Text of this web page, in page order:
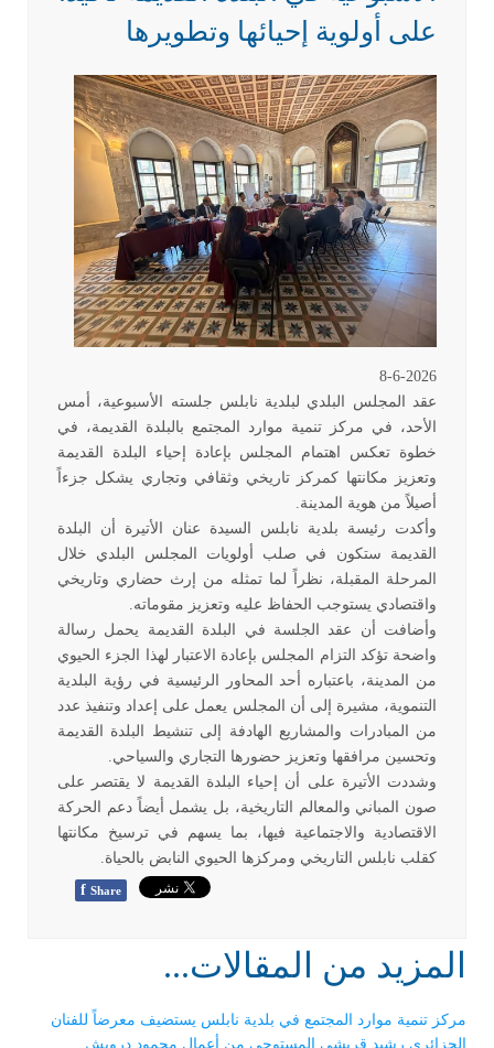
على أولوية إحيائها وتطويرها
8-6-2026
عقد المجلس البلدي لبلدية نابلس جلسته الأسبوعية، أمس
الأحد، في مركز تنمية موارد المجتمع بالبلدة القديمة، في
خطوة تعكس اهتمام المجلس بإعادة إحياء البلدة القديمة
وتعزيز مكانتها كمركز تاريخي وثقافي وتجاري يشكل جزءاً
أصيلاً من هوية المدينة.
وأكدت رئيسة بلدية نابلس السيدة عنان الأتيرة أن البلدة
القديمة ستكون في صلب أولويات المجلس البلدي خلال
المرحلة المقبلة، نظراً لما تمثله من إرث حضاري وتاريخي
واقتصادي يستوجب الحفاظ عليه وتعزيز مقوماته.
وأضافت أن عقد الجلسة في البلدة القديمة يحمل رسالة
واضحة تؤكد التزام المجلس بإعادة الاعتبار لهذا الجزء الحيوي
من المدينة، باعتباره أحد المحاور الرئيسية في رؤية البلدية
التنموية، مشيرة إلى أن المجلس يعمل على إعداد وتنفيذ عدد
من المبادرات والمشاريع الهادفة إلى تنشيط البلدة القديمة
وتحسين مرافقها وتعزيز حضورها التجاري والسياحي.
وشددت الأتيرة على أن إحياء البلدة القديمة لا يقتصر على
صون المباني والمعالم التاريخية، بل يشمل أيضاً دعم الحركة
الاقتصادية والاجتماعية فيها، بما يسهم في ترسيخ مكانتها
كقلب نابلس التاريخي ومركزها الحيوي النابض بالحياة.
f Share
المزيد من المقالات...
مركز تنمية موارد المجتمع في بلدية نابلس يستضيف معرضاً للفنان
الجزائري رشيد قريشي المستوحى من أعمال محمود درويش